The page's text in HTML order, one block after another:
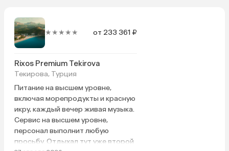
★★★★★ от 233 361 ₽
Rixos Premium Tekirova
Текирова, Турция
Питание на высшем уровне,
включая морепродукты и красную
икру, каждый вечер живая музыка.
Сервис на высшем уровне,
персонал выполнит любую
просьбу. Отдыхал тут уже второй